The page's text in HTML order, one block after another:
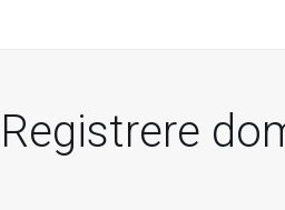
Registrere